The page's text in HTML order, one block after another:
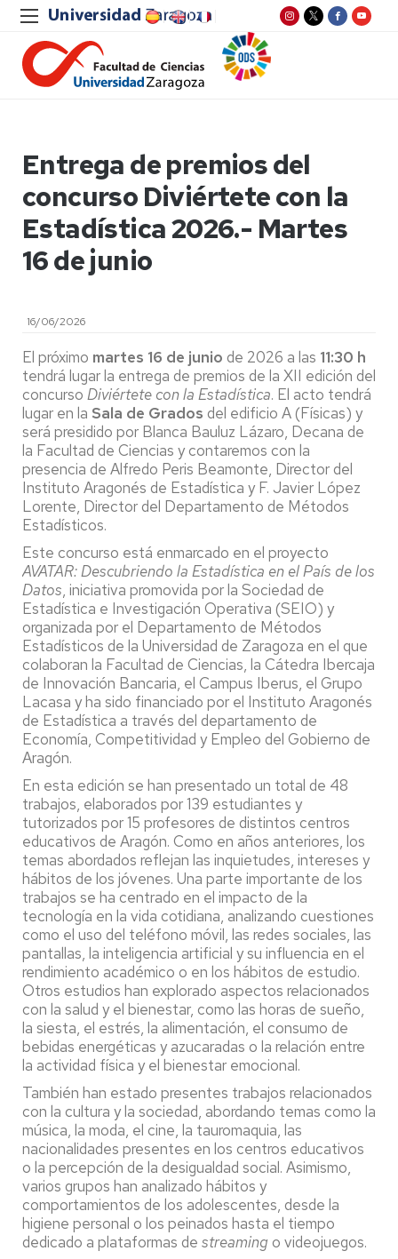
Entrega de premios del
concurso Diviértete con la
Estadística 2026.- Martes
16 de junio
16/06/2026
El próximo martes 16 de junio de 2026 a las 11:30 h
tendrá lugar la entrega de premios de la XII edición del
concurso Diviértete con la Estadística. El acto tendrá
lugar en la Sala de Grados del edificio A (Físicas) y
será presidido por Blanca Bauluz Lázaro, Decana de
la Facultad de Ciencias y contaremos con la
presencia de Alfredo Peris Beamonte, Director del
Instituto Aragonés de Estadística y F. Javier López
Lorente, Director del Departamento de Métodos
Estadísticos.
Este concurso está enmarcado en el proyecto
AVATAR: Descubriendo la Estadística en el País de los
Datos, iniciativa promovida por la Sociedad de
Estadística e Investigación Operativa (SEIO) y
organizada por el Departamento de Métodos
Estadísticos de la Universidad de Zaragoza en el que
colaboran la Facultad de Ciencias, la Cátedra Ibercaja
de Innovación Bancaria, el Campus Iberus, el Grupo
Lacasa y ha sido financiado por el Instituto Aragonés
de Estadística a través del departamento de
Economía, Competitividad y Empleo del Gobierno de
Aragón.
En esta edición se han presentado un total de 48
trabajos, elaborados por 139 estudiantes y
tutorizados por 15 profesores de distintos centros
educativos de Aragón. Como en años anteriores, los
temas abordados reflejan las inquietudes, intereses y
hábitos de los jóvenes. Una parte importante de los
trabajos se ha centrado en el impacto de la
tecnología en la vida cotidiana, analizando cuestiones
como el uso del teléfono móvil, las redes sociales, las
pantallas, la inteligencia artificial y su influencia en el
rendimiento académico o en los hábitos de estudio.
Otros estudios han explorado aspectos relacionados
con la salud y el bienestar, como las horas de sueño,
la siesta, el estrés, la alimentación, el consumo de
bebidas energéticas y azucaradas o la relación entre
la actividad física y el bienestar emocional.
También han estado presentes trabajos relacionados
con la cultura y la sociedad, abordando temas como la
música, la moda, el cine, la tauromaquia, las
nacionalidades presentes en los centros educativos
o la percepción de la desigualdad social. Asimismo,
varios grupos han analizado hábitos y
comportamientos de los adolescentes, desde la
higiene personal o los peinados hasta el tiempo
dedicado a plataformas de streaming o videojuegos.